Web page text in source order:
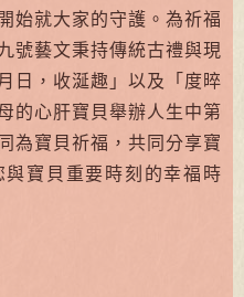
始就大家的守護。為祈福
號藝文秉持傳統古禮與現
日，收涎趣」以及「度晬
的心肝寶貝舉辦人生中第
為寶貝祈福，共同分享寶
寶貝重要時刻的幸福時